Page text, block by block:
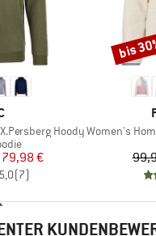
Hoody
Preis
79,98 €
(7)
Artikel
Women's Home
Rabatt
bis